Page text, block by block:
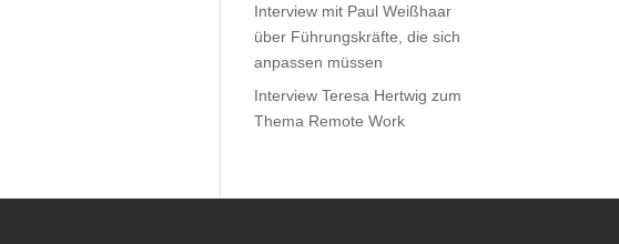
Interview mit Paul Weißhaar
über Führungskräfte, die sich
anpassen müssen
Interview Teresa Hertwig zum
Thema Remote Work